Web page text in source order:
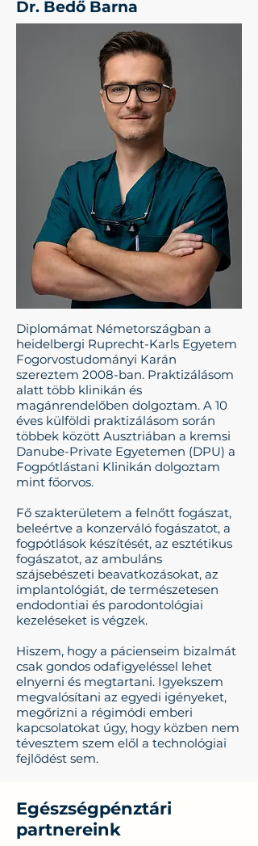
Dr. Bedő Barna
Diplomámat Németországban a
heidelbergi Ruprecht-Karls Egyetem
Fogorvostudományi Karán
szereztem 2008-ban. Praktizálásom
alatt több klinikán és
magánrendelőben dolgoztam. A 10
éves külföldi praktizálásom során
többek között Ausztriában a kremsi
Danube-Private Egyetemen (DPU) a
Fogpótlástani Klinikán dolgoztam
mint főorvos.
Fő szakterületem a felnőtt fogászat,
beleértve a konzerváló fogászatot, a
fogpótlások készítését, az esztétikus
fogászatot, az ambuláns
szájsebészeti beavatkozásokat, az
implantológiát, de természetesen
endodontiai és parodontológiai
kezeléseket is végzek.
Hiszem, hogy a pácienseim bizalmát
csak gondos odafigyeléssel lehet
elnyerni és megtartani. Igyekszem
megvalósítani az egyedi igényeket,
megőrizni a régimódi emberi
kapcsolatokat úgy, hogy közben nem
tévesztem szem elől a technológiai
fejlődést sem.
Egészségpénztári
partnereink